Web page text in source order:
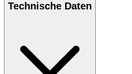
Technische Daten